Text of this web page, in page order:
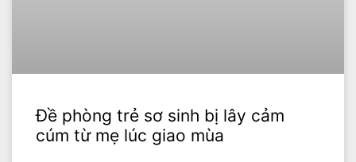
Đề phòng trẻ sơ sinh bị lây cảm
cúm từ mẹ lúc giao mùa